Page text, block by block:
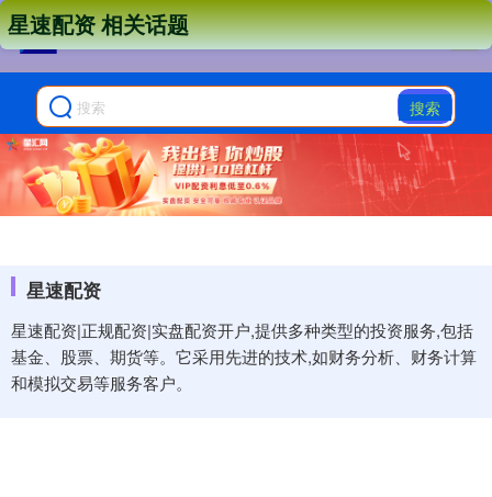
搜索
星速配资
星速配资|正规配资|实盘配资开户,提供多种类型的投资服务,包括
基金、股票、期货等。它采用先进的技术,如财务分析、财务计算
和模拟交易等服务客户。
星速配资 相关话题